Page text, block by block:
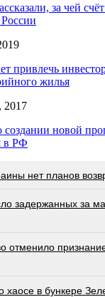
за чей
привлечь
жилья
2017
новой
в РФ
нет планов
задержанных за
отменило
в бункере